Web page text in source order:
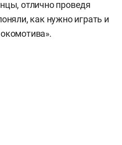
отлично проведя
как нужно играть и